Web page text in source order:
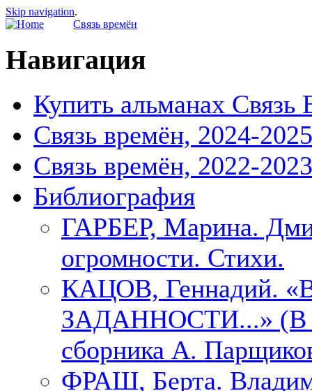
Skip navigation.
Связь времён
Навигация
Купить альманах Связь
Связь времён, 2024-2025
Связь времён, 2022-2023
Библиография
ГАРБЕР, Марина.
огромности. Стихи.
КАЦОВ, Геннадий.
ЗАДАННОСТИ...» (В
сборника А.
ФРАШ, Берта.